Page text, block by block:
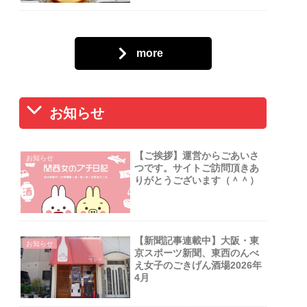
more
お知らせ
お知らせ
【ご挨拶】運営からごあいさ
つです。サイトご訪問頂きあ
りがとうございます（＾＾）
お知らせ
【新聞記事連載中】大阪・東
京スポーツ新聞、東西のんべ
え女子のごきげん酒場2026年
4月